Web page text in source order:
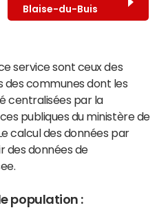
Blaise-du-Buis
service sont ceux des
des communes dont les
centralisées par la
publiques du ministère de
calcul des données par
des données de
population :